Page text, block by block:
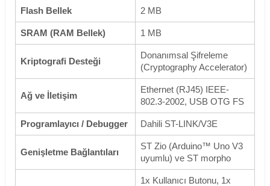
Flash Bellek 2 MB
SRAM (RAM Bellek) 1 MB
Kriptografi Desteği
Donanımsal Şifreleme
(Cryptography Accelerator)
Ağ ve İletişim
Ethernet (RJ45) IEEE-
802.3-2002, USB OTG FS
Programlayıcı / Debugger Dahili ST-LINK/V3E
Genişletme Bağlantıları
ST Zio (Arduino™ Uno V3
uyumlu) ve ST morpho
1x Kullanıcı Butonu, 1x